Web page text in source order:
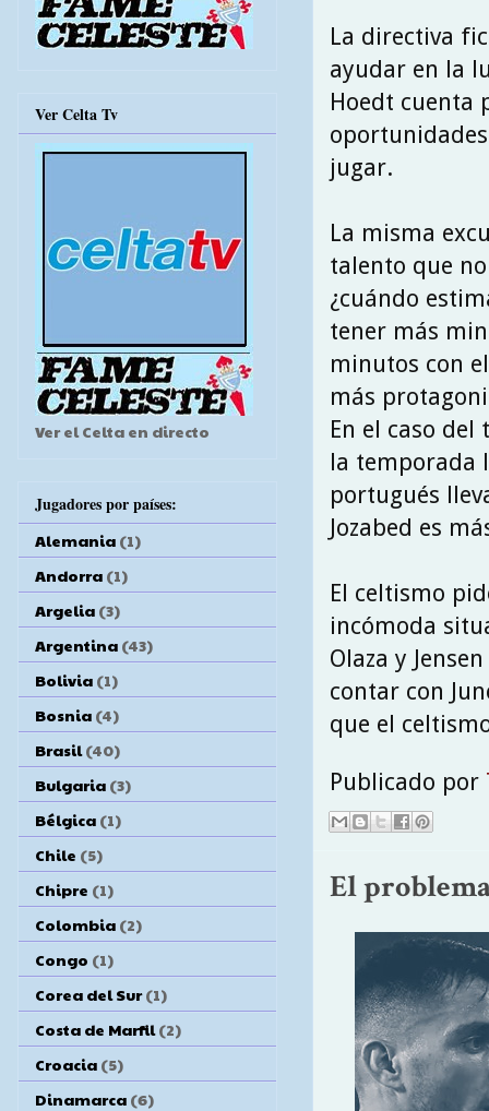
La directiva
ayudar en la
Hoedt cuenta
jugar.
La misma
talento que
¿cuándo
tener más
minutos con
más
En el caso
la temporada
portugués
Jozabed es
El celtismo
incómoda
Olaza y
contar con
que el
Publicado por
El
Ver Celta Tv
Ver el Celta en directo
Jugadores por países:
Alemania (1)
Andorra (1)
Argelia (3)
Argentina (43)
Bolivia (1)
Bosnia (4)
Brasil (40)
Bulgaria (3)
Bélgica (1)
Chile (5)
Chipre (1)
Colombia (2)
Congo (1)
Corea del Sur (1)
Costa de Marfil (2)
Croacia (5)
Dinamarca (6)